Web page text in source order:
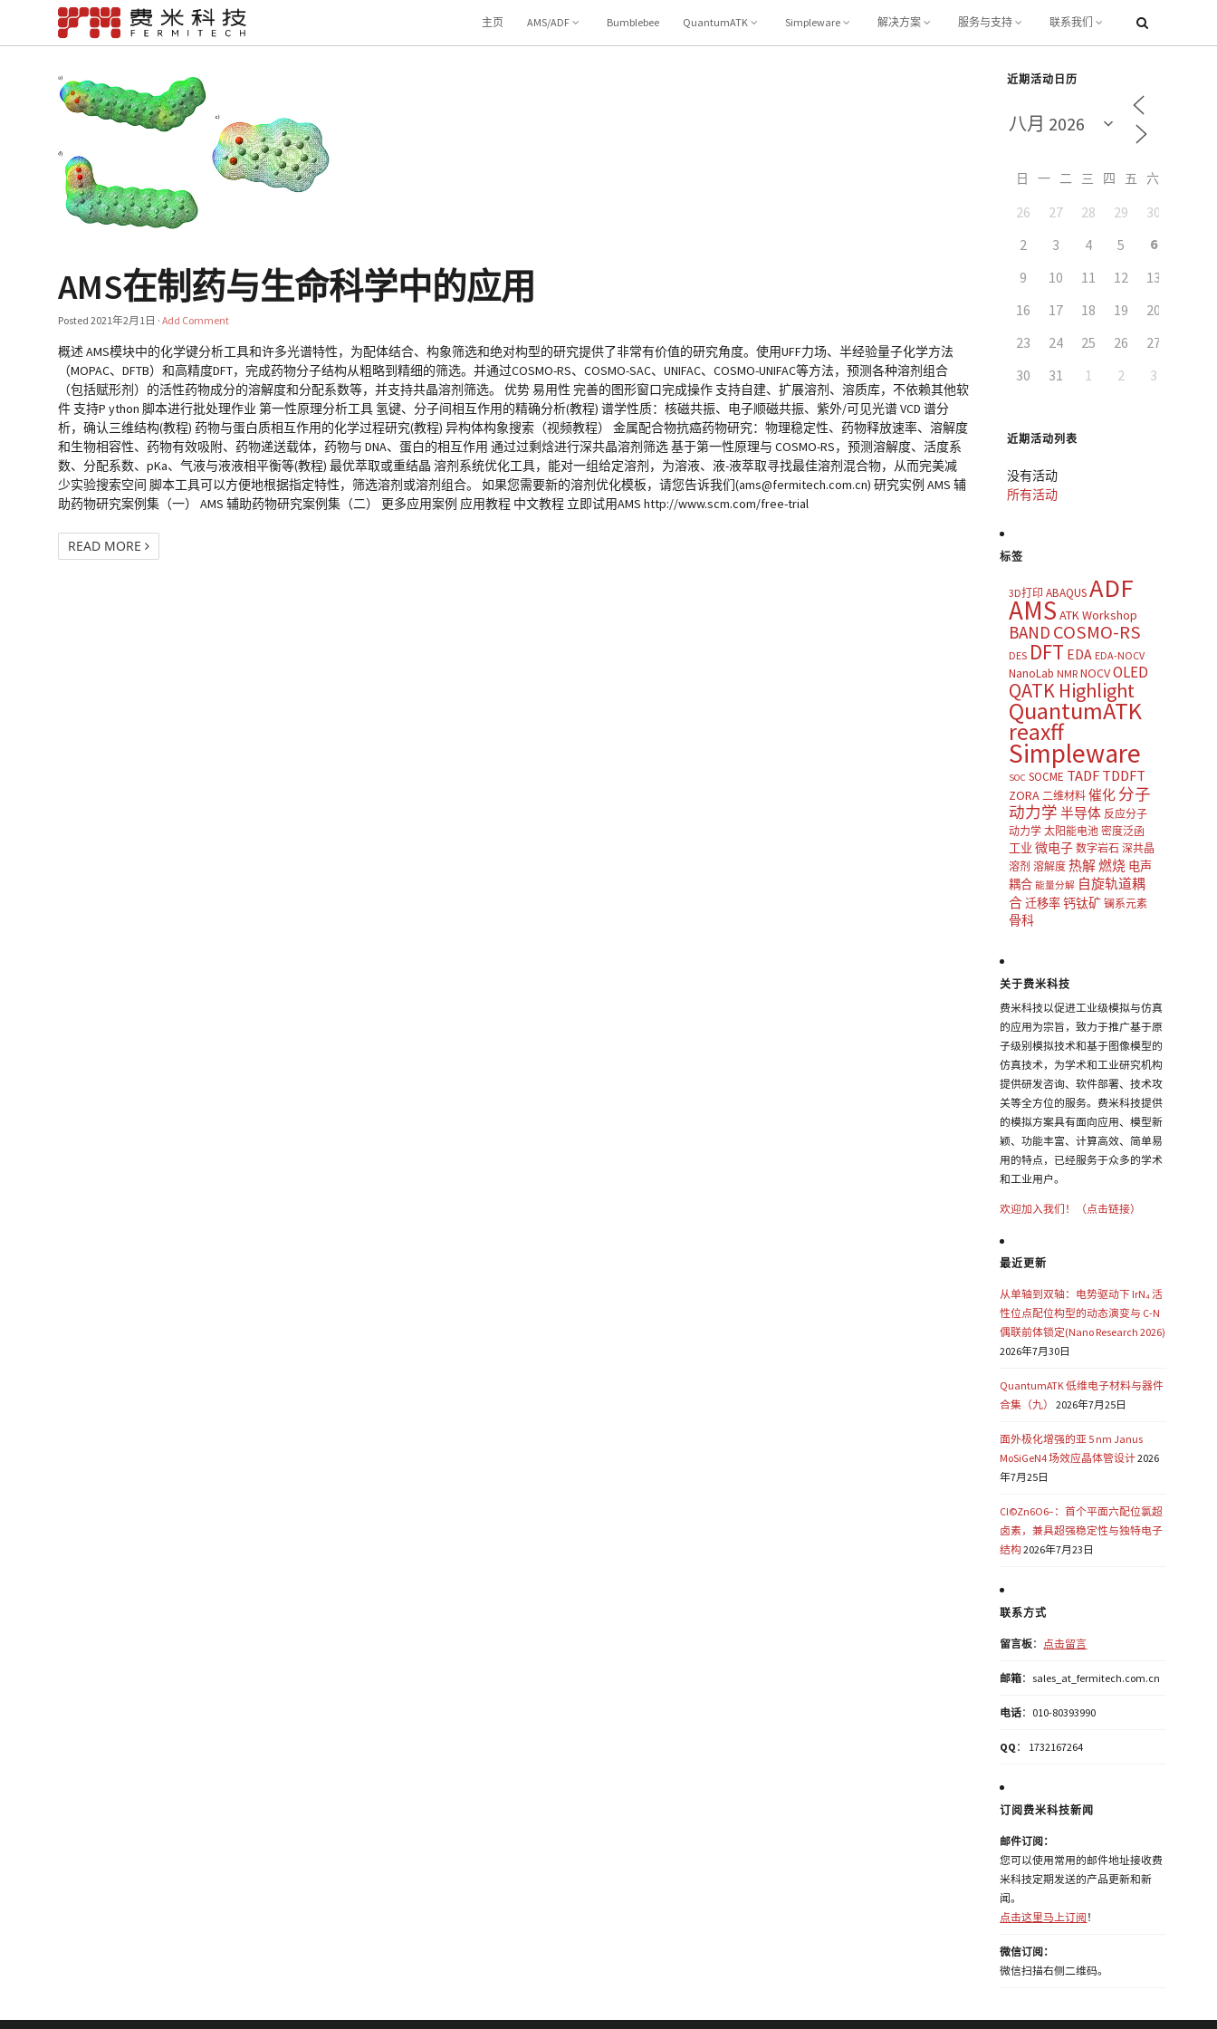
主页 AMS/ADF Bumblebee QuantumATK Simpleware 解决方案 服务与支持 联系我们
AMS在制药与生命科学中的应用
Posted2021年2月1日 ·Add Comment
概述 AMS模块中的化学键分析工具和许多光谱特性，为配体结合、构象筛选和绝对构型的研究提供了非常有价值的研究角度。使用UFF力场、半经验量子化学方法
（MOPAC、DFTB）和高精度DFT，完成药物分子结构从粗略到精细的筛选。并通过COSMO-RS、COSMO-SAC、UNIFAC、COSMO-UNIFAC等方法，预测各种溶剂组合
（包括赋形剂）的活性药物成分的溶解度和分配系数等，并支持共晶溶剂筛选。 优势 易用性 完善的图形窗口完成操作 支持自建、扩展溶剂、溶质库，不依赖其他软
件 支持P ython 脚本进行批处理作业 第一性原理分析工具 氢键、分子间相互作用的精确分析(教程) 谱学性质：核磁共振、电子顺磁共振、紫外/可见光谱 VCD 谱分
析，确认三维结构(教程) 药物与蛋白质相互作用的化学过程研究(教程) 异构体构象搜索（视频教程） 金属配合物抗癌药物研究：物理稳定性、药物释放速率、溶解度
和生物相容性、药物有效吸附、药物递送载体，药物与 DNA、蛋白的相互作用 通过过剩焓进行深共晶溶剂筛选 基于第一性原理与 COSMO-RS，预测溶解度、活度系
数、分配系数、pKa、气液与液液相平衡等(教程) 最优萃取或重结晶 溶剂系统优化工具，能对一组给定溶剂，为溶液、液-液萃取寻找最佳溶剂混合物，从而完美减
少实验搜索空间 脚本工具可以方便地根据指定特性，筛选溶剂或溶剂组合。 如果您需要新的溶剂优化模板，请您告诉我们(ams@fermitech.com.cn) 研究实例 AMS 辅
助药物研究案例集（一） AMS 辅助药物研究案例集（二） 更多应用案例 应用教程 中文教程 立即试用AMS http://www.scm.com/free-trial
READ MORE
近期活动日历
日 一 二 三 四 五
26 27 28 29 30
2
3 4 5 6
9
10 11 12 13
16
17 18 19 20
23
24 25 26 27
30
31 1 2 3
近期活动列表
没有活动
所有活动
标签
3D打印 ABAQUSADF
AMS ATK Workshop
BAND COSMO-RS
DES DFT EDA EDA-NOCV
NanoLab NMR NOCVOLED
QATK Highlight
QuantumATK
reaxff
Simpleware
SOC SOCME TADF TDDFT
ZORA 二维材料 催化 分子
动力学 半导体 反应分子
动力学 太阳能电池 密度泛函
工业 微电子 数字岩石 深共晶
溶剂 溶解度 热解燃烧 电声
耦合 能量分解 自旋轨道耦
合迁移率钙钛矿 镧系元素
骨科
关于费米科技
费米科技以促进工业级模拟与仿真
的应用为宗旨，致力于推广基于原
子级别模拟技术和基于图像模型的
仿真技术，为学术和工业研究机构
提供研发咨询、软件部署、技术攻
关等全方位的服务。费米科技提供
的模拟方案具有面向应用、模型新
颖、功能丰富、计算高效、简单易
用的特点，已经服务于众多的学术
和工业用户。
欢迎加入我们！（点击链接）
最近更新
从单轴到双轴：电势驱动下 IrN₄ 活
性位点配位构型的动态演变与 C-N
偶联前体锁定(Nano Research 2026)
2026年7月30日
QuantumATK 低维电子材料与器件
合集（九）
2026年7月25日
面外极化增强的亚 5 nm Janus
MoSiGeN4 场效应晶体管设计2026
年7月25日
Cl©Zn6O6−：首个平面六配位氯超
卤素，兼具超强稳定性与独特电子
结构2026年7月23日
联系方式
留言板： 点击留言
邮箱：sales_at_fermitech.com.cn
电话：010-80393990
QQ ： 1732167264
订阅费米科技新闻
邮件订阅：
您可以使用常用的邮件地址接收费
米科技定期发送的产品更新和新
闻。
点击这里马上订阅 ！
微信订阅：
微信扫描右侧二维码。